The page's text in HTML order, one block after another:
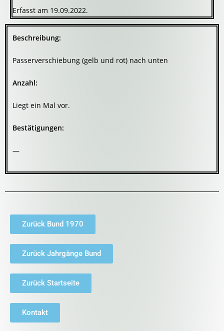
Erfasst am 19.09.2022.
Beschreibung:
Passerverschiebung (gelb und rot) nach unten
Anzahl:
Liegt ein Mal vor.
Bestätigungen:
—
Zurück Bund 1970
Zurück Jahrgänge Bund
Zurück Startseite
Kontakt